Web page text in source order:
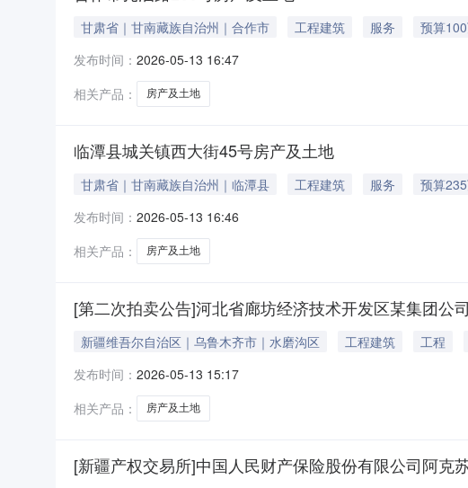
甘肃省｜甘南藏族自治州｜合作市 工程建筑 服务
预算
发布时间： 2026-05-13 16:47
相关产品：
房产及土地
临潭县城关镇西大街45号房产及土地
甘肃省｜甘南藏族自治州｜临潭县 工程建筑 服务
预算
发布时间： 2026-05-13 16:46
相关产品：
房产及土地
[第二次拍卖公告]河北省廊坊经济技术开发区某集团公
新疆维吾尔自治区｜乌鲁木齐市｜水磨沟区 工程建筑 工程
发布时间： 2026-05-13 15:17
相关产品：
房产及土地
[新疆产权交易所]中国人民财产保险股份有限公司阿